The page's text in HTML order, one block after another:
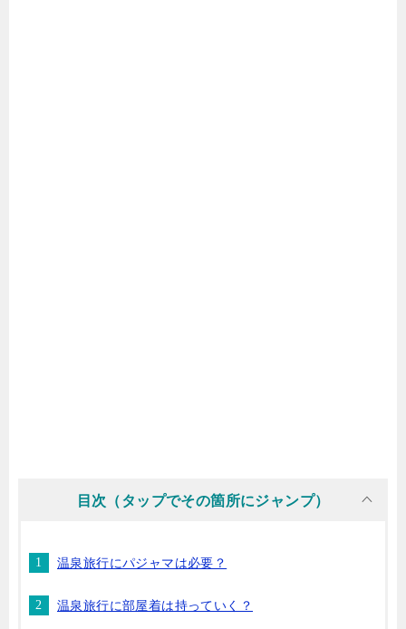
目次（タップでその箇所にジャンプ）
温泉旅行にパジャマは必要？
温泉旅行に部屋着は持っていく？